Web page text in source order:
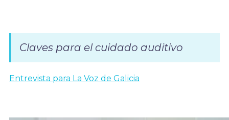
Claves para el cuidado auditivo
Entrevista para La Voz de Galicia